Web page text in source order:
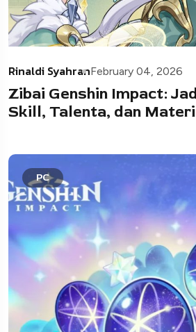
Rinaldi SyahranFebruary 04, 2026
Zibai Genshin Impact:
Skill, Talenta, dan
PC